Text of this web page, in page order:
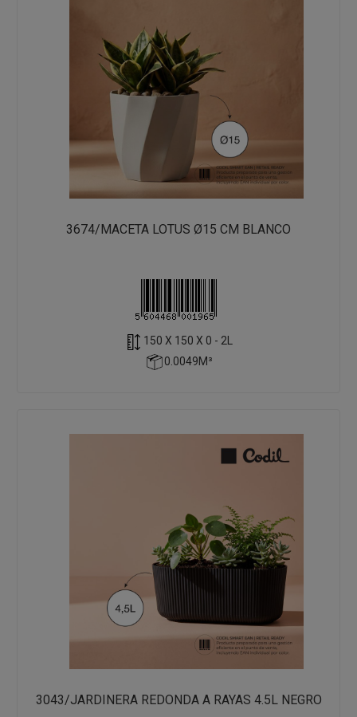
3674/MACETA LOTUS Ø15 CM BLANCO
150 X 150 X 0 - 2L
0.0049M³
3043/JARDINERA REDONDA A RAYAS 4.5L NEGRO